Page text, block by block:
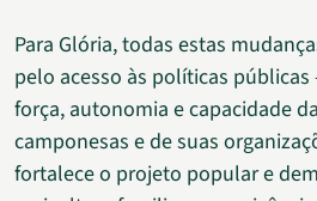
Para Glória, todas estas
pelo acesso às políticas
força, autonomia e capacidade
camponesas e de suas
fortalece o projeto popular e